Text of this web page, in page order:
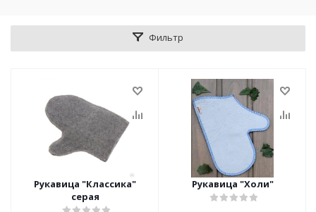
Фильтр
Рукавица "Классика"
серая
Рукавица "Холи"